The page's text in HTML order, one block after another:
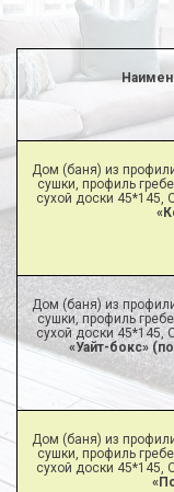
Дом (баня) из
сушки, профиль
сухой доски 45*145,
Дом (баня) из
сушки, профиль
сухой доски 45*145,
«Уайт-бокс»
Дом (баня) из
сушки, профиль
сухой доски 45*145,